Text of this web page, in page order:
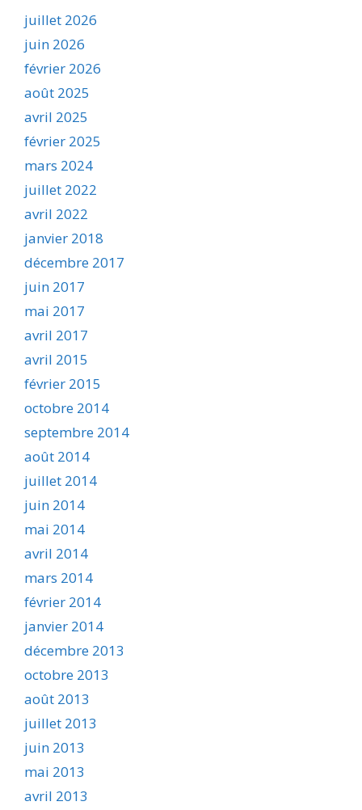
juillet 2026
juin 2026
février 2026
août 2025
avril 2025
février 2025
mars 2024
juillet 2022
avril 2022
janvier 2018
décembre 2017
juin 2017
mai 2017
avril 2017
avril 2015
février 2015
octobre 2014
septembre 2014
août 2014
juillet 2014
juin 2014
mai 2014
avril 2014
mars 2014
février 2014
janvier 2014
décembre 2013
octobre 2013
août 2013
juillet 2013
juin 2013
mai 2013
avril 2013